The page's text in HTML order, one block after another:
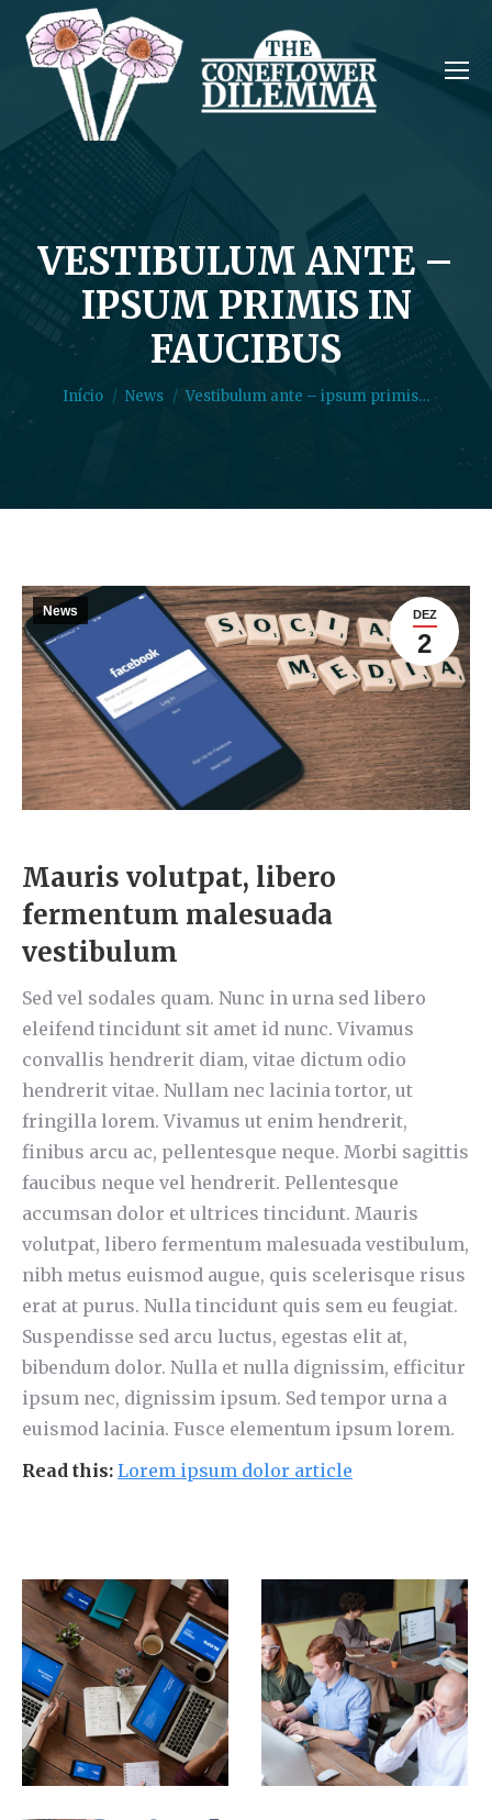
VESTIBULUM ANTE –
IPSUM PRIMIS IN
FAUCIBUS
Você está aqui:
Início News Vestibulum ante – ipsum primis…
DEZ
2
News
Mauris volutpat, libero
fermentum malesuada
vestibulum
Sed vel sodales quam. Nunc in urna sed libero
eleifend tincidunt sit amet id nunc. Vivamus
convallis hendrerit diam, vitae dictum odio
hendrerit vitae. Nullam nec lacinia tortor, ut
fringilla lorem. Vivamus ut enim hendrerit,
finibus arcu ac, pellentesque neque. Morbi sagittis
faucibus neque vel hendrerit. Pellentesque
accumsan dolor et ultrices tincidunt. Mauris
volutpat, libero fermentum malesuada vestibulum,
nibh metus euismod augue, quis scelerisque risus
erat at purus. Nulla tincidunt quis sem eu feugiat.
Suspendisse sed arcu luctus, egestas elit at,
bibendum dolor. Nulla et nulla dignissim, efficitur
ipsum nec, dignissim ipsum. Sed tempor urna a
euismod lacinia. Fusce elementum ipsum lorem.
Read this: Lorem ipsum dolor article